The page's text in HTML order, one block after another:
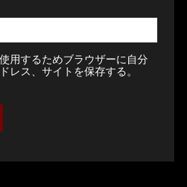
用するためブラウザーに自分
レス、サイトを保存する。